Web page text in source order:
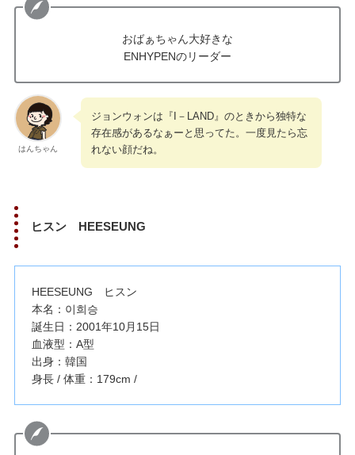
おばぁちゃん大好きな
ENHYPENのリーダー
はんちゃん
ジョンウォンは『I－LAND』のときから独特な
存在感があるなぁーと思ってた。一度見たら忘
れない顔だね。
ヒスン HEESEUNG
HEESEUNG ヒスン
本名：이희승
誕生日：2001年10月15日
血液型：A型
出身：韓国
身長 / 体重：179cm /